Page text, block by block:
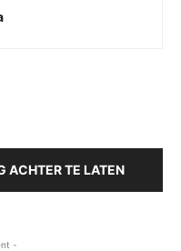
ACHTER TE LATEN
-